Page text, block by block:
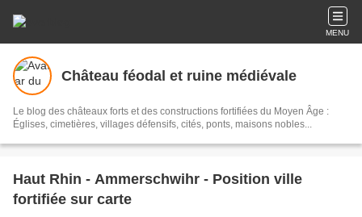
MENU
Château féodal et ruine médiévale
Le blog des châteaux forts et des constructions fortifiées du Moyen Âge :
Églises, cimetières, villages défensifs, cités, ponts, maisons nobles...
Haut Rhin - Ammerschwihr - Position ville
fortifiée sur carte